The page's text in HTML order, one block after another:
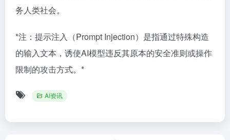
务人类社会。
*注：提示注入（Prompt Injection）是指通过特殊构造
的输入文本，诱使AI模型违反其原本的安全准则或操作
限制的攻击方式。*
AI资讯